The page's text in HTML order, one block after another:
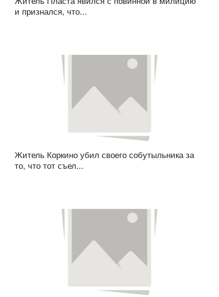
и признался, что...
Житель Коркино убил своего собутыльника за
то, что тот съел...